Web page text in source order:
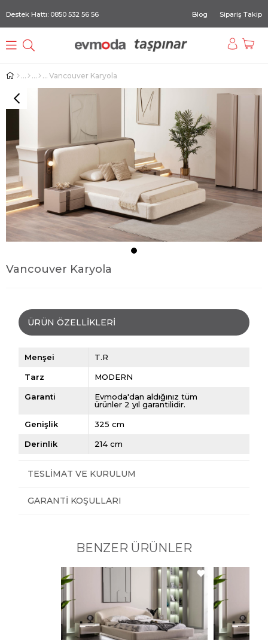
Destek Hattı: 0850 532 56 56 Blog Sipariş Takip
Vancouver Karyola
Vancouver Karyola
ÜRÜN ÖZELLIKLERI
Menşei T.R
Tarz MODERN
Garanti
Evmoda'dan aldığınız tüm
ürünler 2 yıl garantilidir.
Genişlik 325 cm
Derinlik 214 cm
TESLIMAT VE KURULUM
GARANTI KOŞULLARI
BENZER ÜRÜNLER